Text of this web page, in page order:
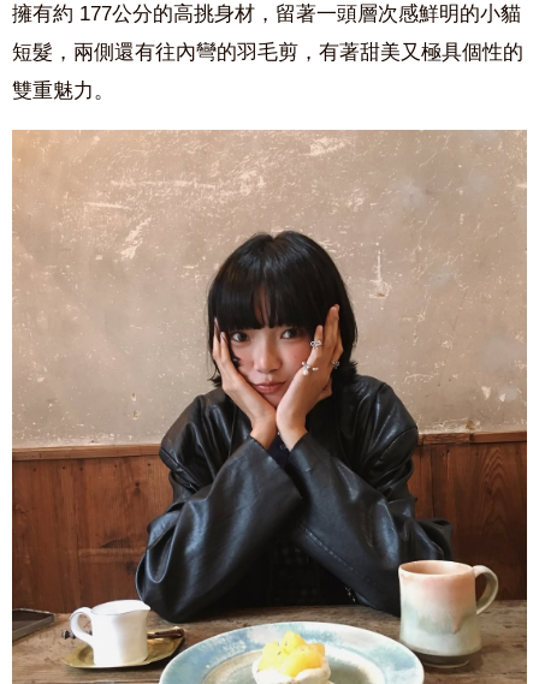
擁有約 177公分的高挑身材，留著一頭層次感鮮明的小貓
短髮，兩側還有往內彎的羽毛剪，有著甜美又極具個性的
雙重魅力。